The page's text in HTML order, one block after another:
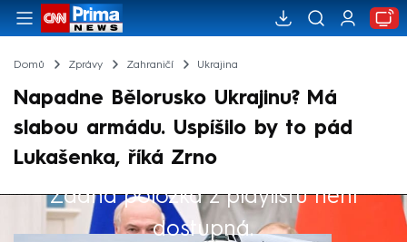
Domů Zprávy Zahraničí Ukrajina
Napadne Bělorusko Ukrajinu? Má
slabou armádu. Uspíšilo by to pád
Lukašenka, říká Zrno
Žádná položka z playlistu není
dostupná.
Výběr redakce